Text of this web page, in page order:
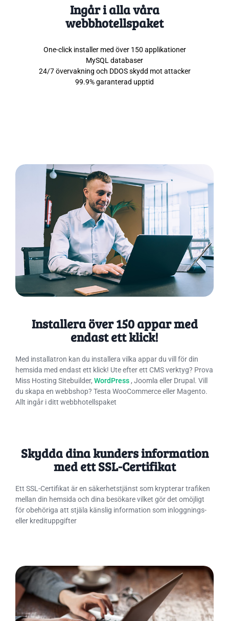
Ingår i alla våra
webbhotellspaket
One-click installer med över 150 applikationer
MySQL databaser
24/7 övervakning och DDOS skydd mot attacker
99.9% garanterad upptid
Installera över 150 appar med
endast ett klick!
Med installatron kan du installera vilka appar du vill för din
hemsida med endast ett klick! Ute efter ett CMS verktyg? Prova
Miss Hosting Sitebuilder, WordPress, Joomla eller Drupal. Vill
du skapa en webbshop? Testa WooCommerce eller Magento.
Allt ingår i ditt webbhotellspaket
Skydda dina kunders information
med ett SSL-Certifikat
Ett SSL-Certifikat är en säkerhetstjänst som krypterar trafiken
mellan din hemsida och dina besökare vilket gör det omöjligt
för obehöriga att stjäla känslig information som inloggnings-
eller kredituppgifter